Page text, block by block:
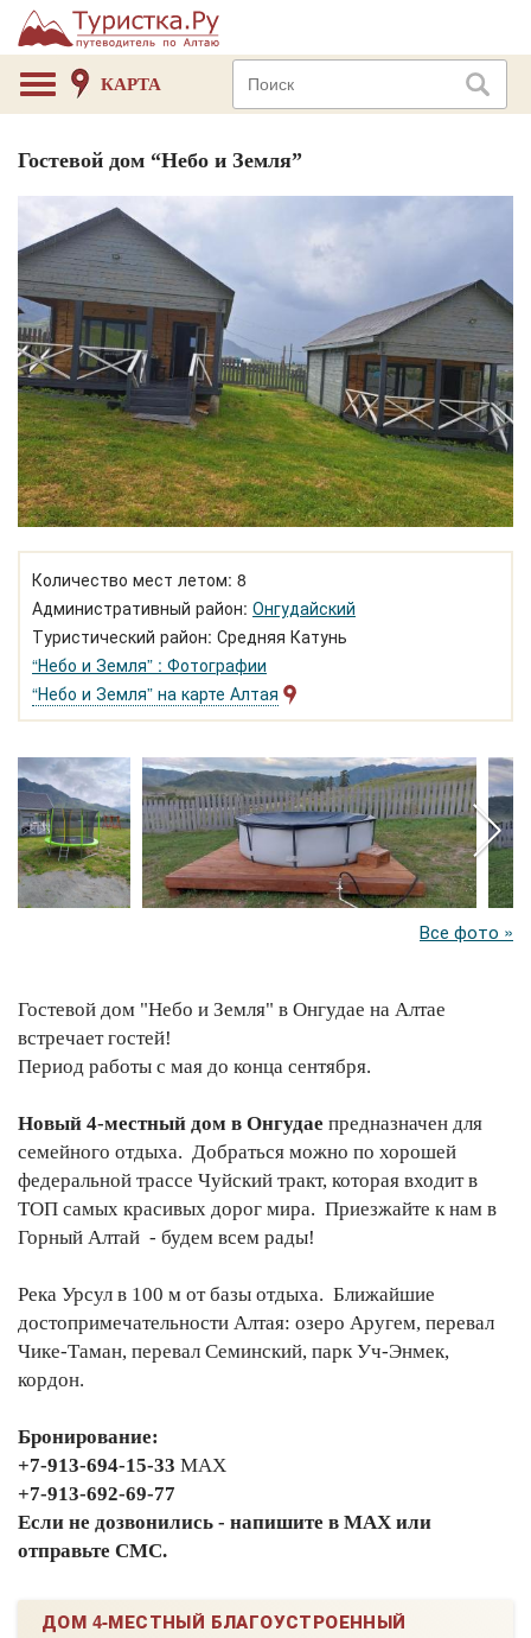
КАРТА
Гостевой дом “Небо и Земля”
Количество мест летом: 8
Административный район: Онгудайский
Туристический район: Средняя Катунь
“Небо и Земля” : Фотографии
“Небо и Земля” на карте Алтая
Все фото »
Гостевой дом "Небо и Земля" в Онгудае на Алтае
встречает гостей!
Период работы с мая до конца сентября.
Новый 4-местный дом в Онгудае предназначен для
семейного отдыха. Добраться можно по хорошей
федеральной трассе Чуйский тракт, которая входит в
ТОП самых красивых дорог мира. Приезжайте к нам в
Горный Алтай - будем всем рады!
Река Урсул в 100 м от базы отдыха. Ближайшие
достопримечательности Алтая: озеро Аругем, перевал
Чике-Таман, перевал Семинский, парк Уч-Энмек,
кордон.
Бронирование:
+7-913-694-15-33 МАХ
+7-913-692-69-77
Если не дозвонились - напишите в МАХ или
отправьте СМС.
ДОМ 4-МЕСТНЫЙ БЛАГОУСТРОЕННЫЙ